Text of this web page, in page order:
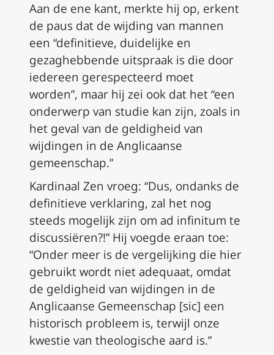
Aan de ene kant, merkte hij op, erkent
de paus dat de wijding van mannen
een “definitieve, duidelijke en
gezaghebbende uitspraak is die door
iedereen gerespecteerd moet
worden”, maar hij zei ook dat het “een
onderwerp van studie kan zijn, zoals in
het geval van de geldigheid van
wijdingen in de Anglicaanse
gemeenschap.”
Kardinaal Zen vroeg: “Dus, ondanks de
definitieve verklaring, zal het nog
steeds mogelijk zijn om ad infinitum te
discussiëren?!” Hij voegde eraan toe:
“Onder meer is de vergelijking die hier
gebruikt wordt niet adequaat, omdat
de geldigheid van wijdingen in de
Anglicaanse Gemeenschap [sic] een
historisch probleem is, terwijl onze
kwestie van theologische aard is.”